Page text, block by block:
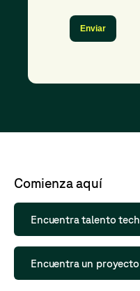
Enviar
Comienza aquí
Encuentra talento tech
Encuentra un proyecto